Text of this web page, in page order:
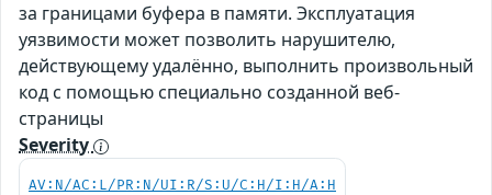
за границами буфера в памяти. Эксплуатация
уязвимости может позволить нарушителю,
действующему удалённо, выполнить произвольный
код с помощью специально созданной веб-
страницы
Severity
AV:N/AC:L/PR:N/UI:R/S:U/C:H/I:H/A:H